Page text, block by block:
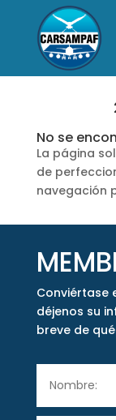
No se
La página
de
navegación
Conviértase
déjenos su
breve de